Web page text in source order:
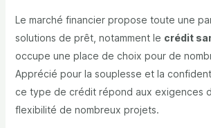
Le marché financier propose toute une
solutions de prêt, notamment le crédit
occupe une place de choix pour de
Apprécié pour la souplesse et la
ce type de crédit répond aux exigences
flexibilité de nombreux projets.